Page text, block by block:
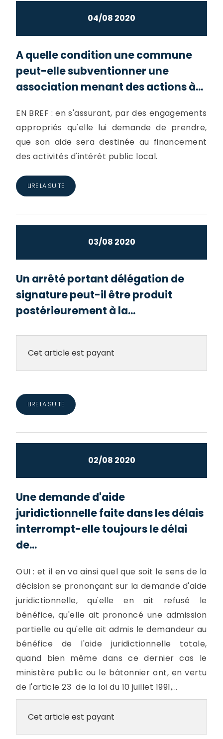
04/08 2020
A quelle condition une commune
peut-elle subventionner une
association menant des actions à...
EN BREF : en s'assurant, par des engagements
appropriés qu'elle lui demande de prendre,
que son aide sera destinée au financement
des activités d'intérêt public local.
LIRE LA SUITE
03/08 2020
Un arrêté portant délégation de
signature peut-il être produit
postérieurement à la...
Cet article est payant
LIRE LA SUITE
02/08 2020
Une demande d'aide
juridictionnelle faite dans les délais
interrompt-elle toujours le délai
de...
OUI : et il en va ainsi quel que soit le sens de la
décision se prononçant sur la demande d'aide
juridictionnelle, qu'elle en ait refusé le
bénéfice, qu'elle ait prononcé une admission
partielle ou qu'elle ait admis le demandeur au
bénéfice de l'aide juridictionnelle totale,
quand bien même dans ce dernier cas le
ministère public ou le bâtonnier ont, en vertu
de l'article 23 de la loi du 10 juillet 1991,...
Cet article est payant